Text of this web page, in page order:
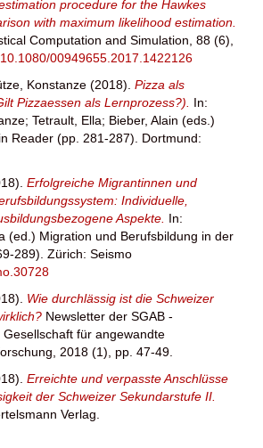
procedure for the Hawkes
with maximum likelihood estimation.
Computation and Simulation, 88 (6),
10.1080/00949655.2017.1422126
Konstanze (2018). Pizza als
Pizzaessen als Lernprozess?). In:
; Tetrault, Ella; Bieber, Alain (eds.)
Reader (pp. 281-287). Dortmund:
Erfolgreiche Migrantinnen und
Individuelle,
Aspekte. In:
(ed.) Migration und Berufsbildung in der
289). Zürich: Seismo
Wie durchlässig ist die Schweizer
Newsletter der SGAB -
für angewandte
2018 (1), pp. 47-49.
Erreichte und verpasste Anschlüsse
der Schweizer Sekundarstufe II.
Verlag.